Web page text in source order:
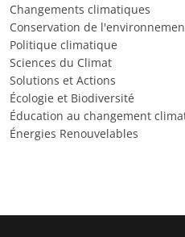
Changements climatiques
Conservation de
Politique climatique
Sciences du Climat
Solutions et Actions
Écologie et Biodiversité
Éducation au changement
Énergies Renouvelables